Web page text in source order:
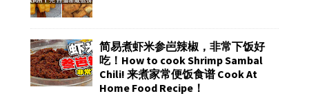
简易煮虾米参岜辣椒，非常下饭好
吃！How to cook Shrimp Sambal
Chili! 来煮家常便饭食谱 Cook At
Home Food Recipe！